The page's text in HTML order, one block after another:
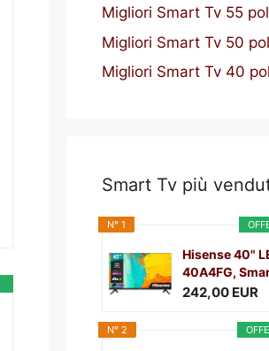
Migliori Smart Tv 55
Migliori Smart Tv 50
Migliori Smart Tv 40
Smart Tv più
N° 1
Hisense 40"
40A4FG,
242,00 EUR
N° 2